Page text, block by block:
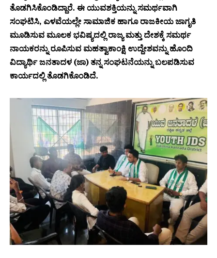
ತೊಡಗಿಸಿಕೊಂಡಿದ್ದಾರೆ. ಈ ಯುವಶಕ್ತಿಯನ್ನು ಸಮರ್ಥವಾಗಿ
ಸಂಘಟಿಸಿ, ಎಳವೆಯಲ್ಲೇ ಸಾಮಾಜಿಕ ಹಾಗೂ ರಾಜಕೀಯ ಜಾಗೃತಿ
ಮೂಡಿಸುವ ಮೂಲಕ ಭವಿಷ್ಯದಲ್ಲಿ ರಾಜ್ಯ ಮತ್ತು ದೇಶಕ್ಕೆ ಸಮರ್ಥ
ನಾಯಕರನ್ನು ರೂಪಿಸುವ ಮಹತ್ವಾಕಾಂಕ್ಷಿ ಉದ್ದೇಶವನ್ನು ಹೊಂದಿ
ವಿದ್ಯಾರ್ಥಿ ಜನತಾದಳ (ಜಾ) ತನ್ನ ಸಂಘಟನೆಯನ್ನು ಬಲಪಡಿಸುವ
ಕಾರ್ಯದಲ್ಲಿ ತೊಡಗಿಕೊಂಡಿದೆ.